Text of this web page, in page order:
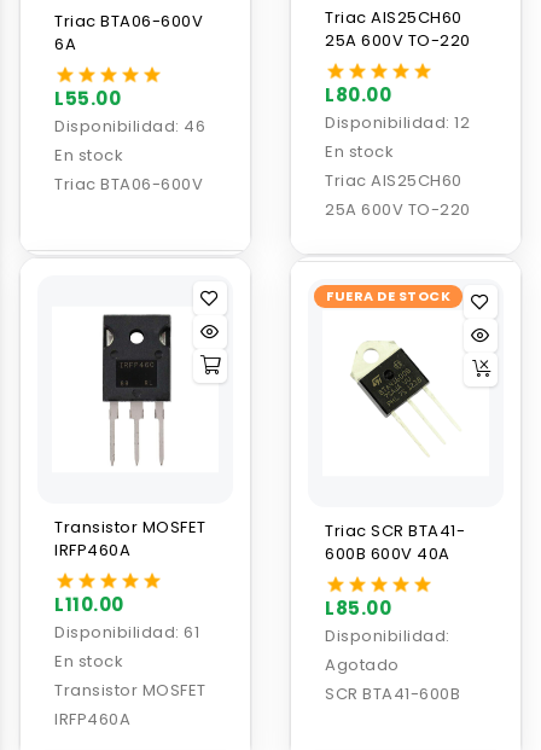
Triac BTA06-600V
6A
L55.00
Disponibilidad: 46
En stock
Triac BTA06-600V
Triac AIS25CH60
25A 600V TO-220
L80.00
Disponibilidad: 12
En stock
Triac AIS25CH60
25A 600V TO-220
Transistor MOSFET
IRFP460A
L110.00
Disponibilidad: 61
En stock
Transistor MOSFET
IRFP460A
FUERA DE STOCK
Triac SCR BTA41-
600B 600V 40A
L85.00
Disponibilidad:
Agotado
SCR BTA41-600B